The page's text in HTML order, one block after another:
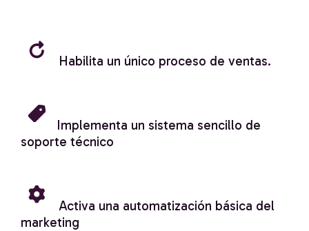
Habilita un único proceso de ventas.
Implementa un sistema sencillo de
soporte técnico
Activa una automatización básica del
marketing